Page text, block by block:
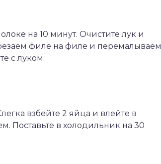
на 10 минут. Очистите лук и
филе на филе и перемалываем
с луком.
взбейте 2 яйца и влейте в
в холодильник на 30